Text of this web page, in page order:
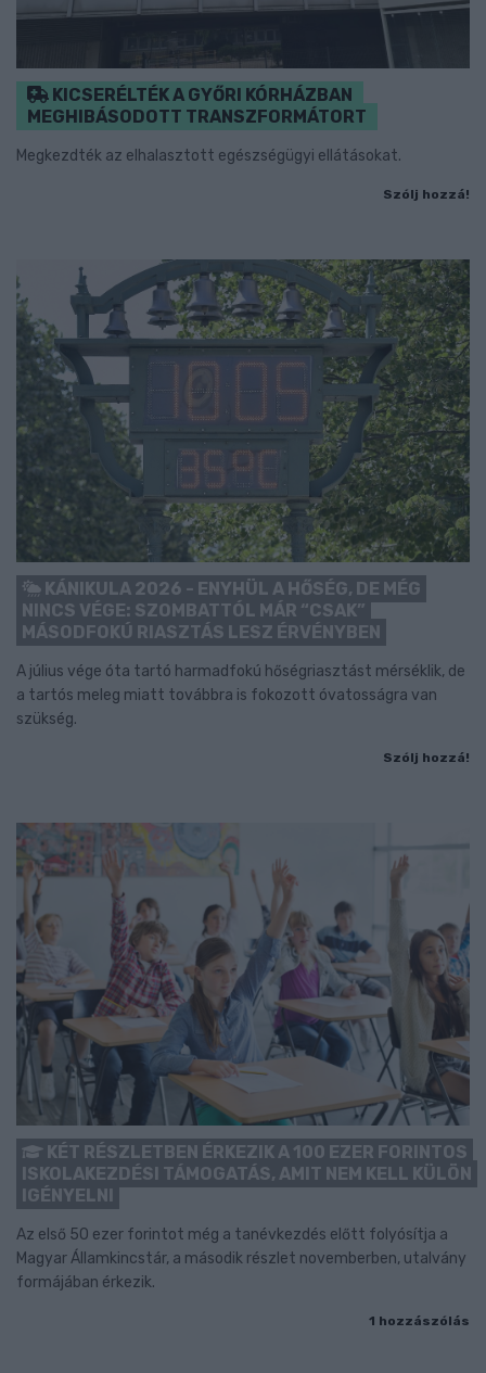
KICSERÉLTÉK A GYŐRI KÓRHÁZBAN
MEGHIBÁSODOTT TRANSZFORMÁTORT
Megkezdték az elhalasztott egészségügyi ellátásokat.
Szólj hozzá!
KÁNIKULA 2026 - ENYHÜL A HŐSÉG, DE MÉG
NINCS VÉGE: SZOMBATTÓL MÁR “CSAK”
MÁSODFOKÚ RIASZTÁS LESZ ÉRVÉNYBEN
A július vége óta tartó harmadfokú hőségriasztást mérséklik, de
a tartós meleg miatt továbbra is fokozott óvatosságra van
szükség.
Szólj hozzá!
KÉT RÉSZLETBEN ÉRKEZIK A 100 EZER FORINTOS
ISKOLAKEZDÉSI TÁMOGATÁS, AMIT NEM KELL KÜLÖN
IGÉNYELNI
Az első 50 ezer forintot még a tanévkezdés előtt folyósítja a
Magyar Államkincstár, a második részlet novemberben, utalvány
formájában érkezik.
1 hozzászólás